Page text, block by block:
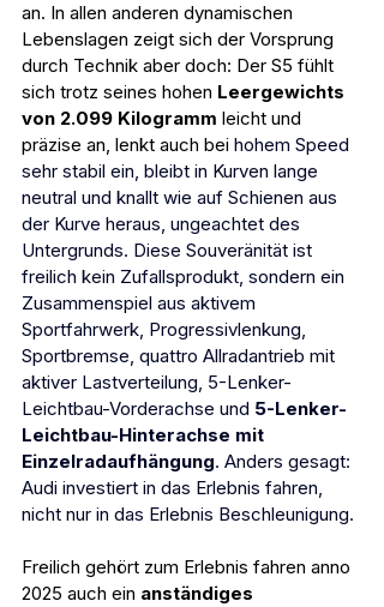
an. In allen anderen dynamischen
Lebenslagen zeigt sich der Vorsprung
durch Technik aber doch: Der S5 fühlt
sich trotz seines hohen Leergewichts
von 2.099 Kilogramm leicht und
präzise an, lenkt auch bei hohem Speed
sehr stabil ein, bleibt in Kurven lange
neutral und knallt wie auf Schienen aus
der Kurve heraus, ungeachtet des
Untergrunds. Diese Souveränität ist
freilich kein Zufallsprodukt, sondern ein
Zusammenspiel aus aktivem
Sportfahrwerk, Progressivlenkung,
Sportbremse, quattro Allradantrieb mit
aktiver Lastverteilung, 5-Lenker-
Leichtbau-Vorderachse und 5-Lenker-
Leichtbau-Hinterachse mit
Einzelradaufhängung. Anders gesagt:
Audi investiert in das Erlebnis fahren,
nicht nur in das Erlebnis Beschleunigung.
Freilich gehört zum Erlebnis fahren anno
2025 auch ein anständiges